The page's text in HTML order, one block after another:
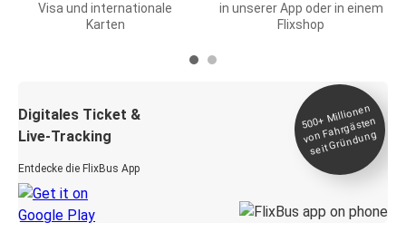
Visa und internationale
Karten
in unserer App oder in einem
Flixshop
Digitales Ticket &
Live-Tracking
Entdecke die FlixBus App
500+
Millionen
von Fahrgästen
seit
Gründung